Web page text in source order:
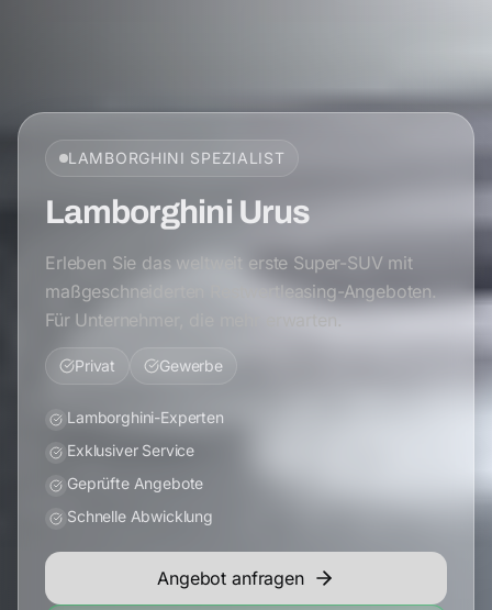
LAMBORGHINI SPEZIALIST
Lamborghini Urus
Erleben Sie das weltweit erste Super-SUV mit
maßgeschneiderten Restwertleasing-Angeboten.
Für Unternehmer, die mehr erwarten.
Privat Gewerbe
Lamborghini-Experten
Exklusiver Service
Geprüfte Angebote
Schnelle Abwicklung
Angebot anfragen